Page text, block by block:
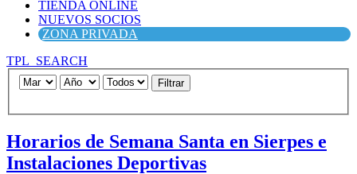
TIENDA ONLINE
NUEVOS SOCIOS
ZONA PRIVADA
TPL_SEARCH
Filtrar
Horarios de Semana Santa en Sierpes e
Instalaciones Deportivas